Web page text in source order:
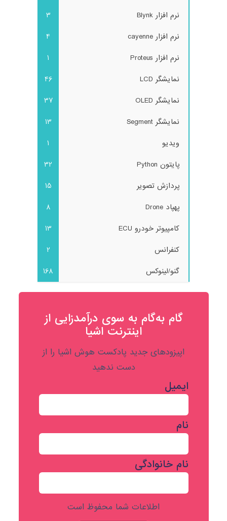
نرم افزار Blynk
3
نرم افزار cayenne
4
نرم افزار Proteus
1
نمایشگر LCD
46
نمایشگر OLED
37
نمایشگر Segment
13
ویدیو
1
پایتون Python
32
پردازش تصویر
15
پهپاد Drone
8
کامپیوتر خودرو ECU
13
کنفرانس
2
گنو/لینوکس
168
گام به‌گام به‌ سوی درآمدزایی از
اینترنت اشیا
اپیزودهای جدید پادکست هوش اشیا را از
دست ندهید
ایمیل
نام
نام خانوادگی
اطلاعات شما محفوظ است